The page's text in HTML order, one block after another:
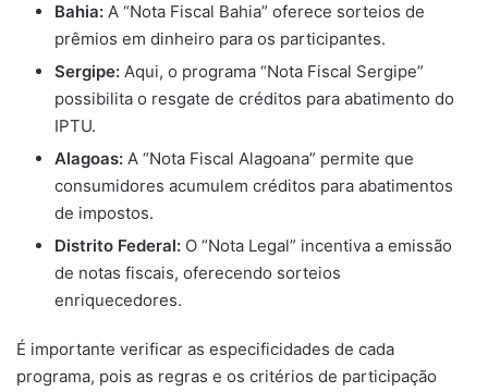
Bahia: A “Nota Fiscal Bahia” oferece sorteios de
prêmios em dinheiro para os participantes.
Sergipe: Aqui, o programa “Nota Fiscal Sergipe”
possibilita o resgate de créditos para abatimento do
IPTU.
Alagoas: A “Nota Fiscal Alagoana” permite que
consumidores acumulem créditos para abatimentos
de impostos.
Distrito Federal: O “Nota Legal” incentiva a emissão
de notas fiscais, oferecendo sorteios
enriquecedores.
É importante verificar as especificidades de cada
programa, pois as regras e os critérios de participação